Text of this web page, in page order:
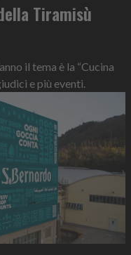
Tiramisù
il tema è la “Cucina
e più eventi.